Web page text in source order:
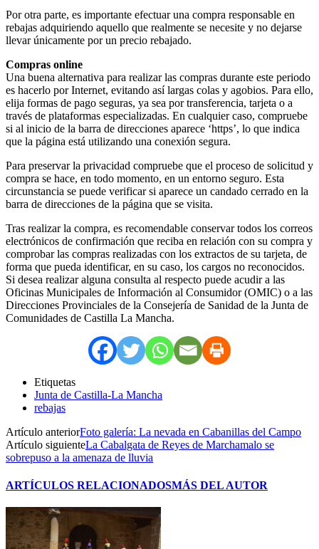
Por otra parte, es importante efectuar una compra responsable en
rebajas adquiriendo aquello que realmente se necesite y no dejarse
llevar únicamente por un precio rebajado.
Compras online
Una buena alternativa para realizar las compras durante este periodo
es hacerlo por Internet, evitando así largas colas y agobios. Para ello,
elija formas de pago seguras, ya sea por transferencia, tarjeta o a
través de plataformas especializadas. En cualquier caso, compruebe
si al inicio de la barra de direcciones aparece ‘https’, lo que indica
que la página está utilizando una conexión segura.
Para preservar la privacidad compruebe que el proceso de solicitud y
compra se hace, en todo momento, en un entorno seguro. Esta
circunstancia se puede verificar si aparece un candado cerrado en la
barra de direcciones de la página que se visita.
Tras realizar la compra, es recomendable conservar todos los correos
electrónicos de confirmación que reciba en relación con su compra y
comprobar las compras realizadas con los extractos de su tarjeta, de
forma que pueda identificar, en su caso, los cargos no reconocidos.
Si desea realizar alguna consulta al respecto puede acudir a las
Oficinas Municipales de Información al Consumidor (OMIC) o a las
Direcciones Provinciales de la Consejería de Sanidad de la Junta de
Comunidades de Castilla La Mancha.
Etiquetas
Junta de Castilla-La Mancha
rebajas
Artículo anteriorFoto galería: La nevada en Cabanillas del Campo
Artículo siguienteLa Cabalgata de Reyes de Marchamalo se
sobrepuso a la amenaza de lluvia
ARTÍCULOS RELACIONADOSMÁS DEL AUTOR